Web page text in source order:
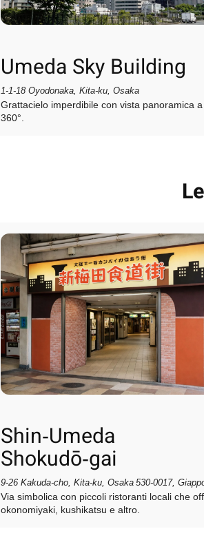
Umeda Sky Building
1‑1‑18 Oyodonaka, Kita‑ku, Osaka
Grattacielo imperdibile con vista panoramica a
360°.
Shin‑Umeda
Shokudō‑gai
9‑26 Kakuda‑cho, Kita‑ku, Osaka 530‑0017,
Via simbolica con piccoli ristoranti locali che
okonomiyaki, kushikatsu e altro.